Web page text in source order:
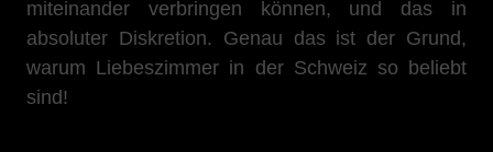
miteinander verbringen können, und das in
absoluter Diskretion. Genau das ist der Grund,
warum Liebeszimmer in der Schweiz so beliebt
sind!